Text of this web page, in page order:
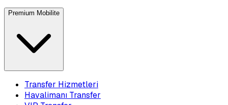
Premium Mobilite
Transfer Hizmetleri
Havalimanı Transfer